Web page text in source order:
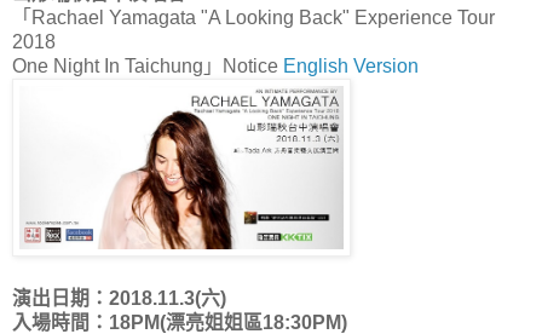
「Rachael Yamagata "A Looking Back" Experience Tour
2018
One Night In Taichung」Notice English Version
演出日期：2018.11.3(六)
入場時間：18PM(漂亮姐姐區18:30PM)